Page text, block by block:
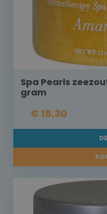
Spa Pearls
gram
€ 15,30